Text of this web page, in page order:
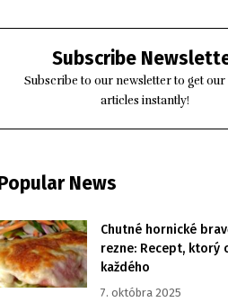
Subscribe
Subscribe to our newsletter to get our
articles instantly!
News
Chutné hornické
rezne: Recept, ktorý
každého
7. októbra 2025